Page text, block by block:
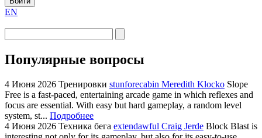
EN
Популярные вопросы
4 Июня 2026 Тренировки stunforecabin Meredith Klocko Slope
Free is a fast-paced, entertaining arcade game in which reflexes and
focus are essential. With easy but hard gameplay, a random level
system, st... Подробнее
4 Июня 2026 Техника бега extendawful Craig Jerde Block Blast is